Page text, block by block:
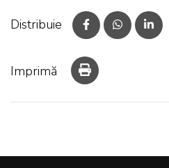
Distribuie
Imprimă